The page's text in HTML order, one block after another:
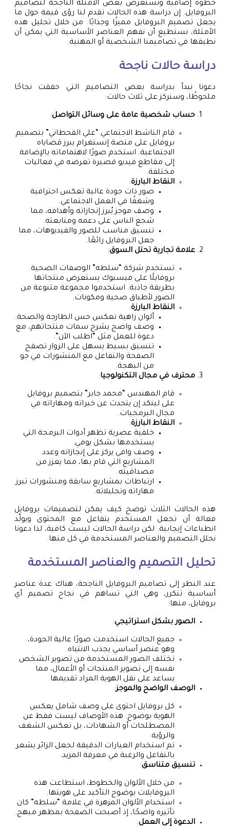
خطوة إضافية ونستعرض بعض الأمثلة الناجحة لتصاميم
البروفايل. إن دراسة هذه الحالات تقدم لنا رؤى قيمة حول ما
يجعل تصميم البروفايل مميزًا وجذابًا. من خلال تحليل هذه
الأمثلة، نستطيع أن نفهم العناصر الأساسية التي يمكن أن
نطبقها في تصاميمنا الشخصية أو المهنية.
دراسة حالات ناجحة
دعونا نبدأ بدراسة بعض التصاميم التي حققت نجاحًا
ملحوظًا، وسنركز على ثلاث حالات:
حساب شخصية عامة على وسائل التواصل:
قام الناشط الاجتماعي “علي القحطاني” بتصميم
بروفايل على منصة إنستغرام يبرز قضاياه
الاجتماعية. استخدم صورًا لاهتماماته بالإضافة
إلى مقاطع فيديو قصيرة تعرضه في فعاليات
مختلفة.
النقاط البارزة:
صور ذات جودة عالية تعكس احترافية
وشغفًا في العمل الاجتماعي.
وصف موجز يُبرز إنجازاته وأهدافه، مما
شجع الناس على دعمه ومتابعته.
تنسيق مناسب للصور والفيديوهات، مما
جعل البروفايل رائعًا.
علامة تجارية تحتل السوق:
تستخدم شركة “سلطه” الوصفات الصحية
بروفايلًا على فيسبوك يستعرض منتجاتها
بطريقة جاذبة. استخدموا مجموعة متنوعة من
الصور لأطباق صحية ومكونات.
النقاط البارزة:
ألوان زاهية تعكس حس الطازجة والصحة.
وصف واضح يشرح سمات منتجاتهم، مع
دعوة للعمل مثل “اطلب الآن”.
تنسيق بسيط يسهل على الزوار تصفح
الصفحة والتفاعل مع المنشورات في جو
من البهجة.
محترف في مجال التكنولوجيا:
قام المهندس “محمد جابر” بتصميم بروفايل
على لينكد إن يتحدث عن خبراته ومهاراته في
مجال البرمجيات.
النقاط البارزة:
خلفية عصرية تظهر أدوات البرمجة التي
يستخدمها بشكل يومي.
وصف وافي يركز على إنجازاته وعدد
المشاريع التي قام بها، مما يعزز من
مصداقيته.
ارتباطات بمشاريع سابقة ومنشورات تبرز
مهاراته وتحليلاته.
هذه الحالات الثلاث توضح كيف يمكن لتصميمات بروفايل
فعالة أن تجعل المستخدم يتفاعل مع المحتوى ويولّد
انطباعات إيجابية. لكن دراسة الحالات ليست كافية، لذا دعونا
نحلل التصميم والعناصر المستخدمة في كل منها.
تحليل التصميم والعناصر المستخدمة
عند النظر إلى تصاميم البروفايل الناجحة، هناك عدة عناصر
أساسية تتكرر، وهي التي تساهم في نجاح تصميم أي
بروفايل، منها:
الصور بشكل استراتيجي:
جميع الحالات استخدمت صورًا عالية الجودة،
وهو عنصر أساسي يجذب الانتباه.
تختلف الصور المستخدمة من تصوير الشخص
نفسه إلى تصوير المنتجات أو الأعمال، مما
يساعد على نقل الهوية المراد تقديمها.
الوصف الواضح والموجز:
كل بروفايل احتوى على وصف شامل يعكس
الهوية بوضوح. هذه الأوصاف ليست فقط عن
المصطلحات أو الشهادات، بل تعكس الشغف
والرؤية.
تم استخدام العبارات الدقيقة لجعل الزائر يشعر
بالتفاعل والرغبة في معرفة المزيد.
تنسيق متناسق:
من خلال الألوان والخطوط، استطاعت هذه
البروفايلات بوضوح التأكيد على هويتها.
استخدام الألوان المزهرة في علامة “سلطه” كان
تأثيره واضحًا، إذ أصبحت الصفحة بمظهر مبهج.
الدعوة إلى العمل: